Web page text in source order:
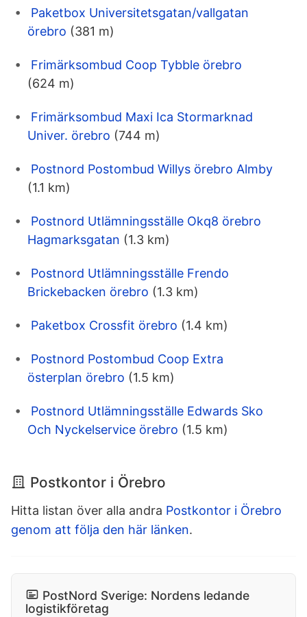
Paketbox Universitetsgatan/vallgatan
örebro (381 m)
Frimärksombud Coop Tybble örebro
(624 m)
Frimärksombud Maxi Ica Stormarknad
Univer. örebro (744 m)
Postnord Postombud Willys örebro Almby
(1.1 km)
Postnord Utlämningsställe Okq8 örebro
Hagmarksgatan (1.3 km)
Postnord Utlämningsställe Frendo
Brickebacken örebro (1.3 km)
Paketbox Crossfit örebro (1.4 km)
Postnord Postombud Coop Extra
österplan örebro (1.5 km)
Postnord Utlämningsställe Edwards Sko
Och Nyckelservice örebro (1.5 km)
Postkontor i Örebro
Hitta listan över alla andra Postkontor i Örebro
genom att följa den här länken.
PostNord Sverige: Nordens ledande
logistikföretag